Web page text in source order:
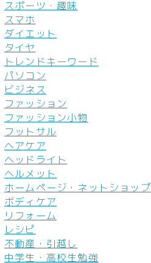
スポーツ・趣味
スマホ
ダイエット
タイヤ
トレンドキーワード
パソコン
ビジネス
ファッション
ファッション小物
フットサル
ヘアケア
ヘッドライト
ヘルメット
ホームページ・ネットショップ
ボディケア
リフォーム
レシピ
不動産・引越し
中学生・高校生勉強